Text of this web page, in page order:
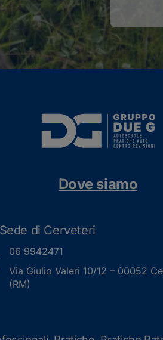
Dove siamo
Sede di Cerveteri
06 9942471
Via Giulio Valeri 10/12 – 00052
(RM)